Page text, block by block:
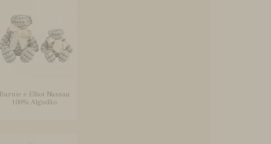
Barnie e Elliot Nassau
100% Algodão